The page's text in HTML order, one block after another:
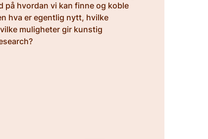
på hvordan vi kan finne og koble
hva er egentlig nytt, hvilke
muligheter gir kunstig